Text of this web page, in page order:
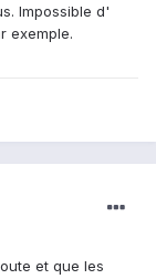
Impossible d'
exemple.
et que les